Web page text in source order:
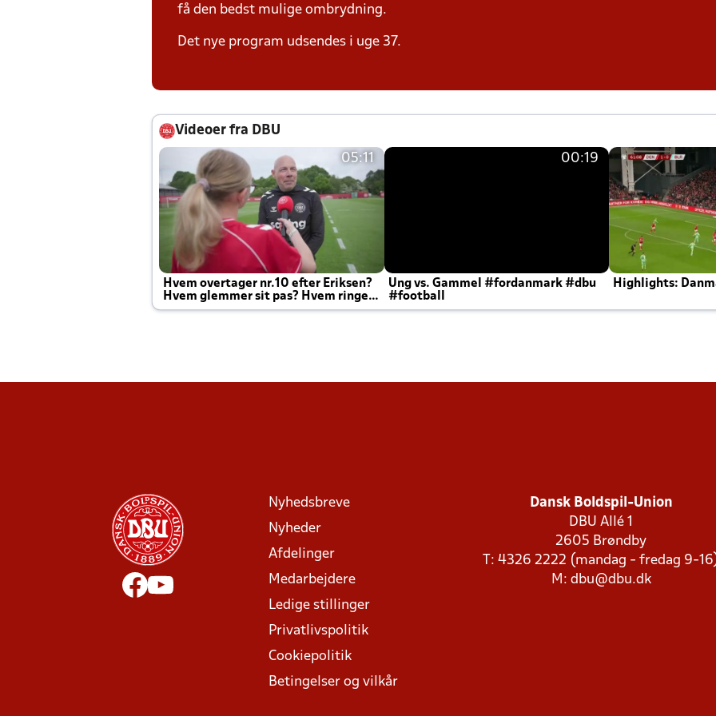
få den bedst mulige ombrydning.
Det nye program udsendes i uge 37.
Videoer fra DBU
05:11
Hvem overtager nr.10 efter Eriksen?
Hvem glemmer sit pas? Hvem ringer
Joachim altid til efter kampe?
00:19
Ung vs. Gammel #fordanmark #dbu
#football
Highlights:
Nyhedsbreve
Nyheder
Afdelinger
Medarbejdere
Ledige stillinger
Privatlivspolitik
Cookiepolitik
Betingelser og vilkår
Dansk Boldspil-Union
DBU Allé 1
2605 Brøndby
T: 4326 2222 (mandag - fredag 9-
M: dbu@dbu.dk